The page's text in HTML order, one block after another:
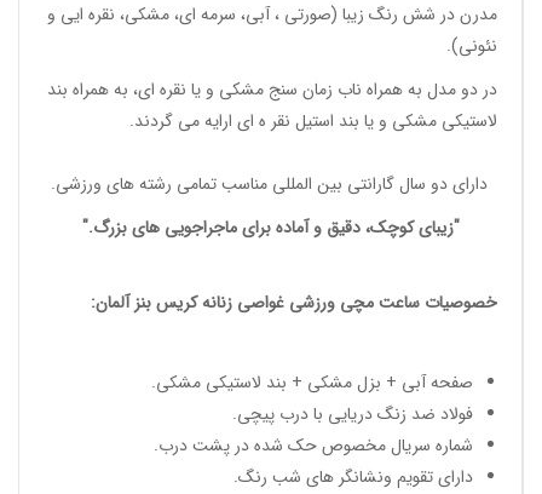
مدرن در شش رنگ زیبا (صورتی ، آبی، سرمه ای، مشکی، نقره ایی و
نئونی).
در دو مدل به همراه ناب زمان سنج مشکی و یا نقره ای، به همراه بند
لاستیکی مشکی و یا بند استیل نقر ه ای ارایه می گردند.
دارای دو سال گارانتی بین المللی مناسب تمامی رشته های ورزشی.
"زیبای کوچک، دقیق و آماده برای ماجراجویی های بزرگ."
خصوصیات ساعت مچی ورزشی غواصی زنانهکریس بنز آلمان:
صفحه آبی + بزل مشکی + بند لاستیکی مشکی.
فولاد ضد زنگ دریایی با درب پیچی.
شماره سریال مخصوص حک شده در پشت درب.
دارای تقویم ونشانگر های شب رنگ.